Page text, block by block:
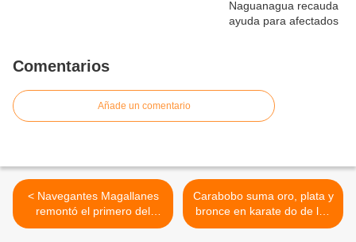
Comentarios
Añade un comentario
< Navegantes Magallanes
remontó el primero del
doble juego ante Águilas
Carabobo suma oro, plata y
bronce en karate do de los
Juegos Paranacionales